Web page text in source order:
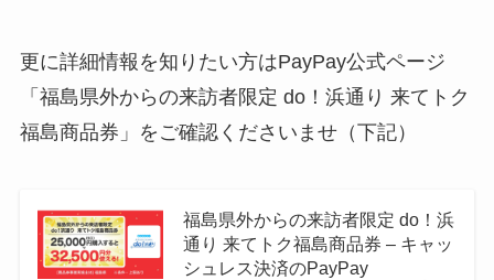
更に詳細情報を知りたい方はPayPay公式ページ
「福島県外からの来訪者限定 do！浜通り 来てトク
福島商品券」をご確認くださいませ（下記）
福島県外からの来訪者限定 do！浜
通り 来てトク福島商品券 – キャッ
シュレス決済のPayPay